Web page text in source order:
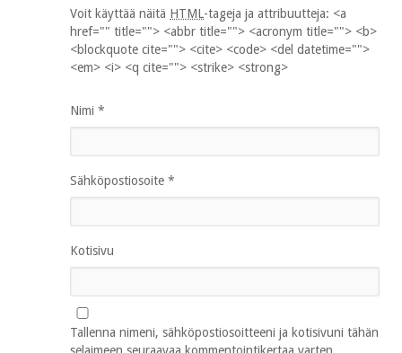
Voit käyttää näitä HTML-tageja ja attribuutteja: <a
href="" title=""> <abbr title=""> <acronym title=""> <b>
<blockquote cite=""> <cite> <code> <del datetime="">
<em> <i> <q cite=""> <strike> <strong>
Nimi *
Sähköpostiosoite *
Kotisivu
Tallenna nimeni, sähköpostiosoitteeni ja kotisivuni tähän